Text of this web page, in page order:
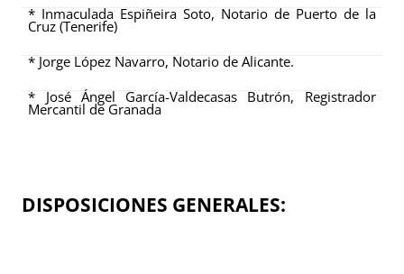
* Inmaculada Espiñeira Soto, Notario de Puerto de la
Cruz (Tenerife)
* Jorge López Navarro, Notario de Alicante.
* José Ángel García-Valdecasas Butrón, Registrador
Mercantil de Granada
DISPOSICIONES GENERALES: